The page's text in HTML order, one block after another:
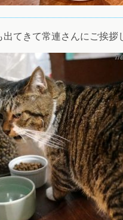
てきて常連さんにご挨拶